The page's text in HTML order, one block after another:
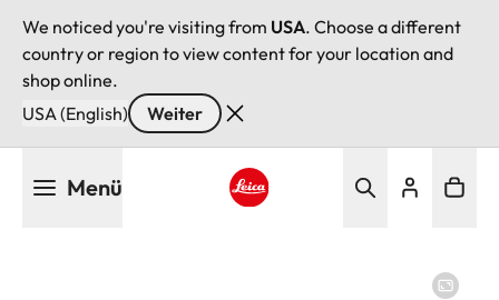
We noticed you're visiting from USA. Choose a different
country or region to view content for your location and
shop online.
USA (English)
Weiter
Menü